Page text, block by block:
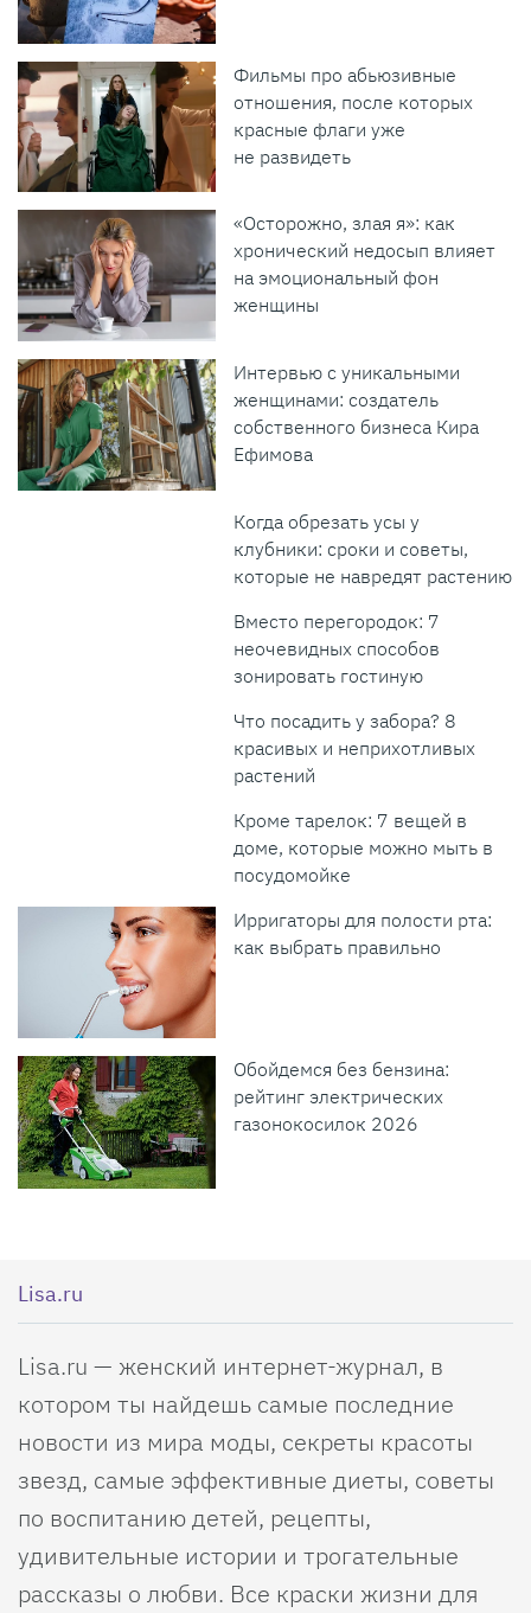
Фильмы про абьюзивные
отношения, после которых
красные флаги уже
не развидеть
«Осторожно, злая я»: как
хронический недосып влияет
на эмоциональный фон
женщины
Интервью с уникальными
женщинами: создатель
собственного бизнеса Кира
Ефимова
Когда обрезать усы у
клубники: сроки и советы,
которые не навредят растению
Вместо перегородок: 7
неочевидных способов
зонировать гостиную
Что посадить у забора? 8
красивых и неприхотливых
растений
Кроме тарелок: 7 вещей в
доме, которые можно мыть в
посудомойке
Ирригаторы для полости рта:
как выбрать правильно
Обойдемся без бензина:
рейтинг электрических
газонокосилок 2026
Lisa.ru
Lisa.ru — женский интернет-журнал, в
котором ты найдешь самые последние
новости из мира моды, секреты красоты
звезд, самые эффективные диеты, советы
по воспитанию детей, рецепты,
удивительные истории и трогательные
рассказы о любви. Все краски жизни для